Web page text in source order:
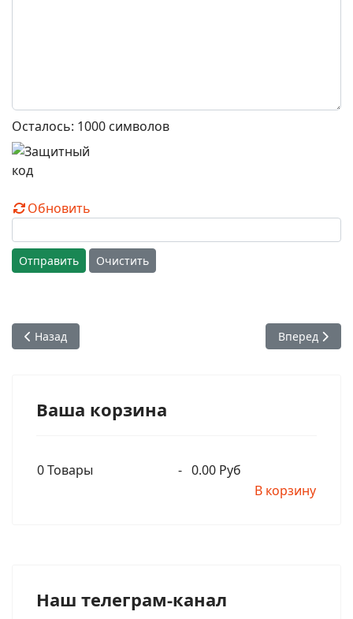
Осталось: 1000 символов
Обновить
Отправить Очистить
Предыдущий: О внешнем виде вайшнавов. Почему важно
Назад Следующий:
Вперед
Ваша корзина
0Товары - 0.00 Руб
В корзину
Наш телеграм-канал